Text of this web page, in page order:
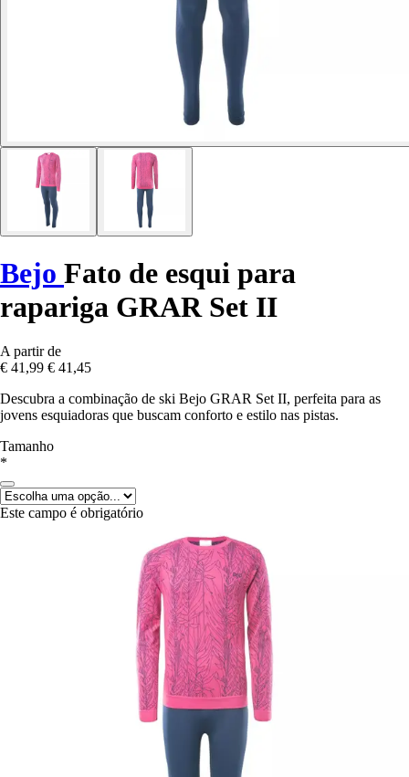
Bejo Fato de esqui para
rapariga GRAR Set II
A partir de
€ 41,99 € 41,45
Descubra a combinação de ski Bejo GRAR Set II, perfeita para as
jovens esquiadoras que buscam conforto e estilo nas pistas.
Tamanho
*
Este campo é obrigatório